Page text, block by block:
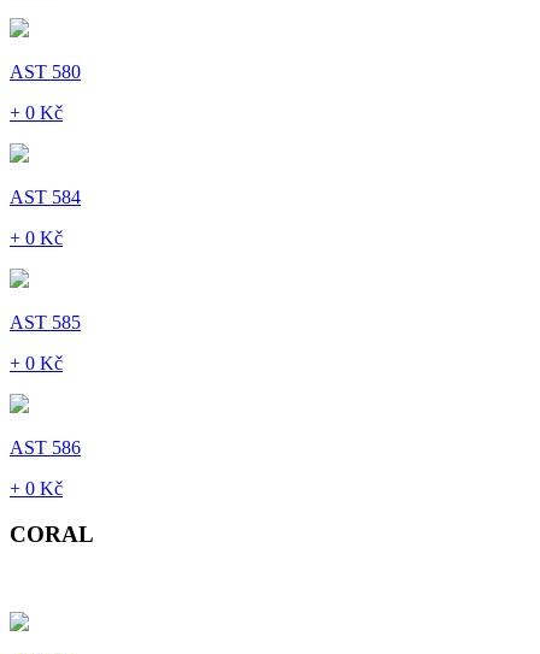
AST 580
+ 0 Kč
AST 584
+ 0 Kč
AST 585
+ 0 Kč
AST 586
+ 0 Kč
CORAL